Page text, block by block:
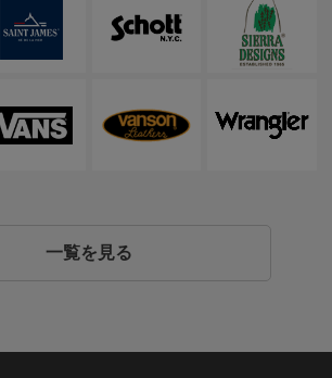
一覧を見る